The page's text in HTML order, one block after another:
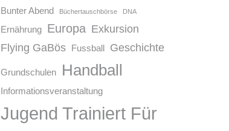
Bunter Abend Büchertauschbörse DNA
Ernährung Europa Exkursion
Flying GaBös Fussball Geschichte
Grundschulen Handball
Informationsveranstaltung
Jugend Trainiert Für